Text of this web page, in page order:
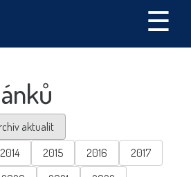
☰
aktualit
2014 2015 2016
2017